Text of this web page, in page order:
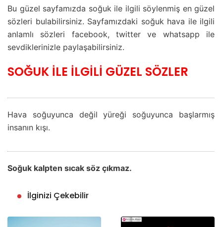
Bu güzel sayfamızda soğuk ile ilgili söylenmiş en güzel
sözleri bulabilirsiniz. Sayfamızdaki soğuk hava ile ilgili
anlamlı sözleri facebook, twitter ve whatsapp ile
sevdiklerinizle paylaşabilirsiniz.
SOĞUK İLE İLGİLİ GÜZEL SÖZLER
Hava soğuyunca değil yüreği soğuyunca başlarmış
insanın kışı.
Soğuk kalpten sıcak söz çıkmaz.
İlginizi Çekebilir